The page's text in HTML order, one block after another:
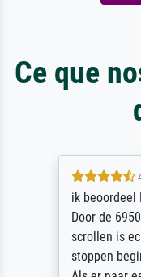
Ce que
ik beoordeel
Door de
scrollen is
stoppen